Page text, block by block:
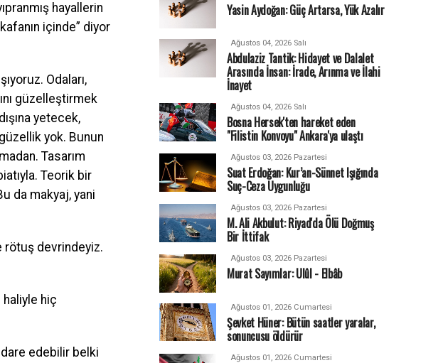
hayallerin
kafanın içinde” diyor
Odaları,
güzelleştirmek
yetecek,
yok. Bunun
Tasarım
Teorik bir
da makyaj, yani
devrindeyiz.
hiç
edebilir belki
Yasin Aydoğan: Güç Artarsa, Yük Azalır
Ağustos 04, 2026 Salı
Abdulaziz Tantik: Hidayet ve Dalalet
Arasında İnsan: İrade, Arınma ve İlahi
İnayet
Ağustos 04, 2026 Salı
Bosna Hersek'ten hareket eden
"Filistin Konvoyu" Ankara'ya ulaştı
Ağustos 03, 2026 Pazartesi
Suat Erdoğan: Kur’an-Sünnet Işığında
Suç-Ceza Uygunluğu
Ağustos 03, 2026 Pazartesi
M. Ali Akbulut: Riyad'da Ölü Doğmuş
Bir İttifak
Ağustos 03, 2026 Pazartesi
Murat Sayımlar: Ulûl - Elbâb
Ağustos 01, 2026 Cumartesi
Şevket Hüner: Bütün saatler yaralar,
sonuncusu öldürür
Ağustos 01, 2026 Cumartesi